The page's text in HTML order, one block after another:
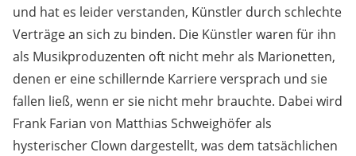
und hat es leider verstanden, Künstler durch schlechte
Verträge an sich zu binden. Die Künstler waren für ihn
als Musikproduzenten oft nicht mehr als Marionetten,
denen er eine schillernde Karriere versprach und sie
fallen ließ, wenn er sie nicht mehr brauchte. Dabei wird
Frank Farian von Matthias Schweighöfer als
hysterischer Clown dargestellt, was dem tatsächlichen